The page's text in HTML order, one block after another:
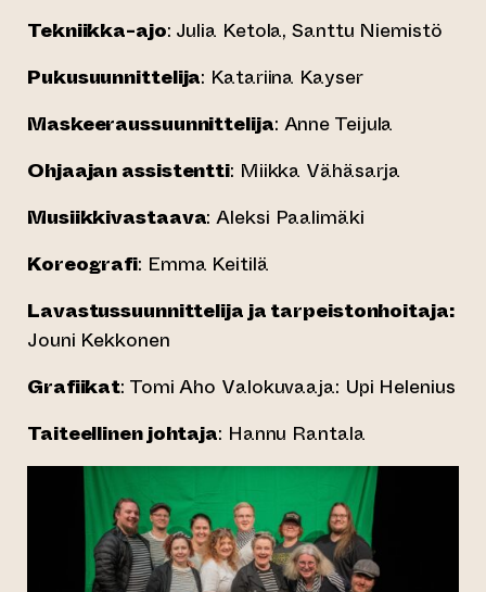
Tekniikka-ajo: Julia Ketola, Santtu Niemistö
Pukusuunnittelija: Katariina Kayser
Maskeeraussuunnittelija: Anne Teijula
Ohjaajan assistentti: Miikka Vähäsarja
Musiikkivastaava: Aleksi Paalimäki
Koreografi: Emma Keitilä
Lavastussuunnittelija ja tarpeistonhoitaja:
Jouni Kekkonen
Grafiikat: Tomi Aho Valokuvaaja: Upi Helenius
Taiteellinen johtaja: Hannu Rantala